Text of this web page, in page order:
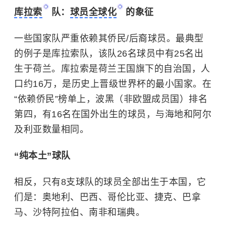
库拉索 队： 球员全球化 的象征
一些国家队严重依赖其侨民/后裔球员。最典型
的例子是库拉索队，该队26名球员中有25名出
生于荷兰。库拉索是荷兰王国旗下的自治国，人
口约16万，是历史上晋级世界杯的最小国家。在
“依赖侨民”榜单上，波黑（非欧盟成员国）排名
第四，有16名在国外出生的球员，与海地和阿尔
及利亚数量相同。
“纯本土”球队
相反，只有8支球队的球员全部出生于本国，它
们是：奥地利、巴西、哥伦比亚、捷克、巴拿
马、沙特阿拉伯、南非和瑞典。